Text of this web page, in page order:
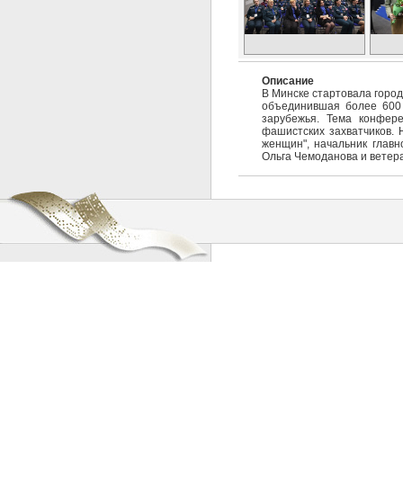
Описание
В Минске стартовала
объединившая более 600
зарубежья. Тема
фашистских
женщин", начальник
Ольга Чемоданова и